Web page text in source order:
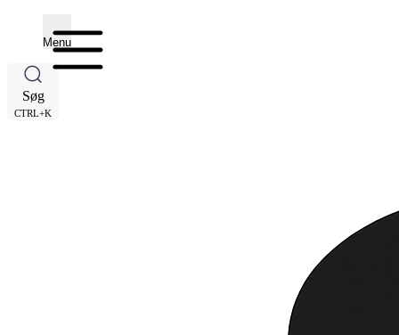
Menu
Søg
CTRL+K